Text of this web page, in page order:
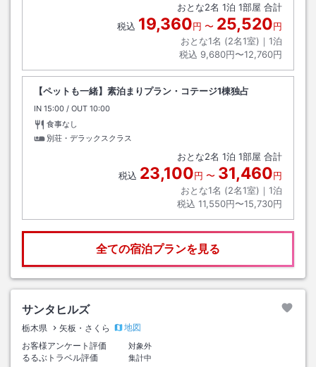
おとな2名 1泊 1部屋 合計
税込 19,360円 〜 25,520円
おとな1名 (2名1室)｜ 1泊
税込 9,680円〜12,760円
【ペットも一緒】素泊まりプラン・コテージ1棟独占
IN チェックイン
15:00 / OUT チェックアウト
10:00
食事なし
別荘・デラックスクラス
おとな2名 1泊 1部屋 合計
税込 23,100円 〜 31,460円
おとな1名 (2名1室)｜ 1泊
税込 11,550円〜15,730円
全ての宿泊プランを見る
サンタヒルズ
栃木県 矢板・さくら
地図
お客様アンケート評価
対象外
るるぶトラベル評価
集計中